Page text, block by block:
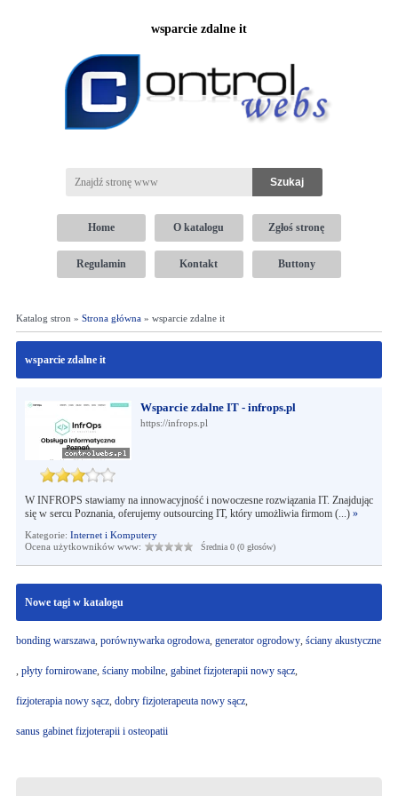
wsparcie zdalne it
Home O katalogu Zgłoś stronę
Regulamin Kontakt Buttony
Katalog stron » Strona główna» wsparcie zdalne it
wsparcie zdalne it
Wsparcie zdalne IT - infrops.pl
https://infrops.pl
W INFROPS stawiamy na innowacyjność i nowoczesne rozwiązania IT. Znajdując
się w sercu Poznania, oferujemy outsourcing IT, który umożliwia firmom (...) »
Kategorie: Internet i Komputery
Ocena użytkowników www:
Średnia 0 (0 głosów)
Nowe tagi w katalogu
bonding warszawa, porównywarka ogrodowa, generator ogrodowy, ściany akustyczne
, płyty fornirowane, ściany mobilne, gabinet fizjoterapii nowy sącz,
fizjoterapia nowy sącz, dobry fizjoterapeuta nowy sącz,
sanus gabinet fizjoterapii i osteopatii